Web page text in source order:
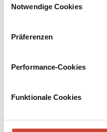
Notwendige Cookies
Präferenzen
Performance-Cookies
Funktionale Cookies
Gerechtigkeit
Alle wollen Gerechtigkeit –
zu haben? Bernhard Schlink
eine einfache Formel. Sein
müssen und sie finden können.
Anleitung zur
Mehr zum Inhalt